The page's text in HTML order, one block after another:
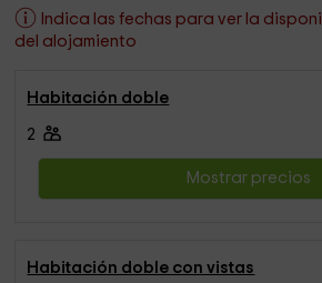
Indica las fechas para ver la
del alojamiento
Habitación doble
2
Mostrar precios
Habitación doble con vistas